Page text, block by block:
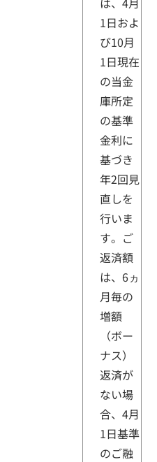
1日およ
び10月
1日現在
の当金
庫所定
の基準
金利に
基づき
年2回見
直しを
行いま
す。ご
返済額
は、6ヵ
月毎の
増額
（ボー
ナス）
返済が
ない場
合、4月
1日基準
のご融